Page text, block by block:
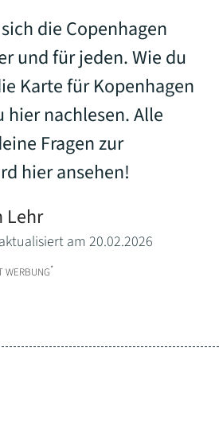
die Copenhagen
und für jeden. Wie du
Karte für Kopenhagen
nachlesen. Alle
Fragen zur
hier ansehen!
Lehr
am 20.02.2026
WERBUNG*